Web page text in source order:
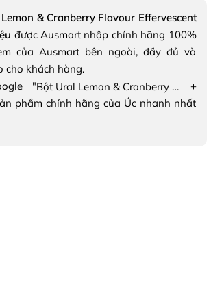
& Cranberry Flavour Effervescent
được Ausmart nhập chính hãng 100%
của Ausmart bên ngoài, đầy đủ và
cho khách hàng.
"
Bột Ural Lemon & Cranberry Flavour Effervescent hỗ trợ đường tiết niệu
+
phẩm chính hãng của Úc nhanh nhất